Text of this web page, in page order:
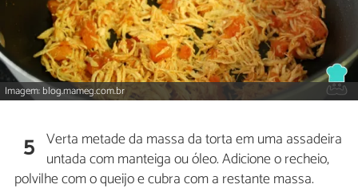
Imagem: blog.mameg.com.br
5 Verta metade da massa da torta em uma assadeira
untada com manteiga ou óleo. Adicione o recheio,
polvilhe com o queijo e cubra com a restante massa.